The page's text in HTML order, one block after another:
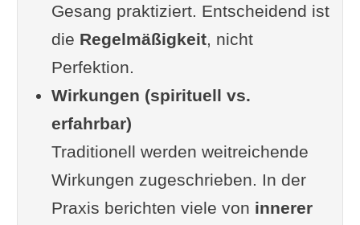
Gesang praktiziert. Entscheidend ist
die Regelmäßigkeit, nicht
Perfektion.
Wirkungen (spirituell vs.
erfahrbar)
Traditionell werden weitreichende
Wirkungen zugeschrieben. In der
Praxis berichten viele von innerer